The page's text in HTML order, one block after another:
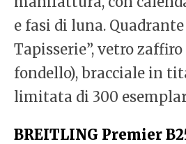
e fasi di luna.
Tapisserie”, vetro zaffiro
fondello), bracciale in
limitata di 300
BREITLING Premier